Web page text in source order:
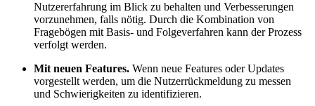
Nutzererfahrung im Blick zu behalten und Verbesserungen
vorzunehmen, falls nötig. Durch die Kombination von
Fragebögen mit Basis- und Folgeverfahren kann der Prozess
verfolgt werden.
Mit neuen Features. Wenn neue Features oder Updates
vorgestellt werden, um die Nutzerrückmeldung zu messen
und Schwierigkeiten zu identifizieren.